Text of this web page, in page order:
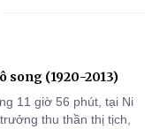
song (1920-2013)
11 giờ 56 phút, tại Ni
thu thần thị tịch,